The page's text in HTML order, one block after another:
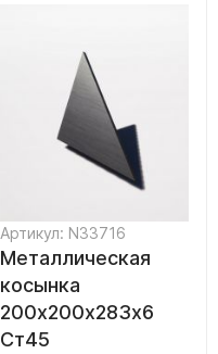
Артикул: N33716
Металлическая
косынка
200х200х283х6
Ст45